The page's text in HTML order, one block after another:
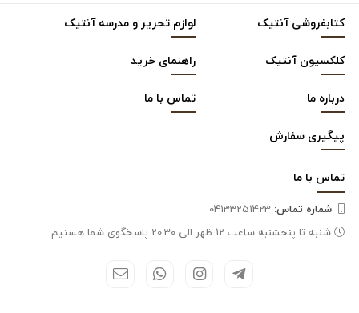
کتابفروشی آنتیک
لوازم تحریر و مدرسه آنتیک
کلکسیون آنتیک
راهنمای خرید
درباره ما
تماس با ما
پیگیری سفارش
تماس با ما
شماره تماس‌:
شنبه تا پنجشنبه ساعت 12 ظهر الی 20.30 پاسخگوی شما هستیم